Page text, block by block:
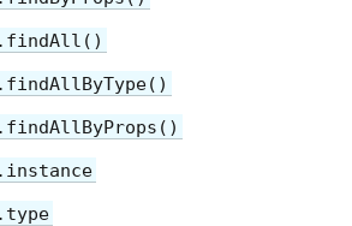
та деталі його реалізації